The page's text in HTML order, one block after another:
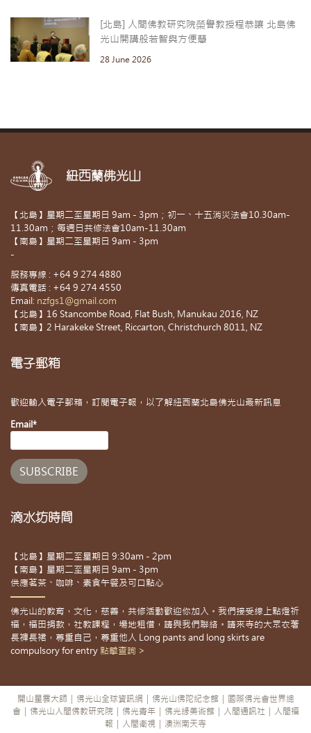
[北島] 人間佛教研究院榮譽教授程恭讓 北島佛
光山開講般若智與方便慧
28 June 2026
紐西蘭佛光山
【北島】星期二至星期日 9am - 3pm；初一、十五消災法會10.30am-
11.30am；每週日共修法會10am-11.30am
【南島】星期二至星期日 9am - 3pm
-
服務專線 : +64 9 274 4880
傳真電話 : +64 9 274 4550
Email: nzfgs1@gmail.com
【北島】16 Stancombe Road, Flat Bush, Manukau 2016, NZ
【南島】2 Harakeke Street, Riccarton, Christchurch 8011, NZ
電子郵箱
歡迎輸入電子郵箱，訂閱電子報，以了解紐西蘭北島佛光山最新訊息
Email*
滴水坊時間
【北島】星期二至星期日 9:30am - 2pm
【南島】星期二至星期日 9am - 3pm
供應茗茶、咖啡、素食午餐及可口點心
佛光山的教育，文化，慈善，共修活動歡迎你加入。我們接受線上點燈祈
福，福田捐款，社教課程，場地租借，請與我們聯絡。請來寺的大眾衣著
長褲長裙，尊重自己，尊重他人 Long pants and long skirts are
compulsory for entry 點擊查詢 >
開山星雲大師 佛光山全球資訊網 佛光山佛陀紀念館
國際佛光會世界總
會
佛光山人間佛教研究院 佛光青年 佛光緣美術館 人間通訊社
人間福
報
人間衛視 澳洲南天寺